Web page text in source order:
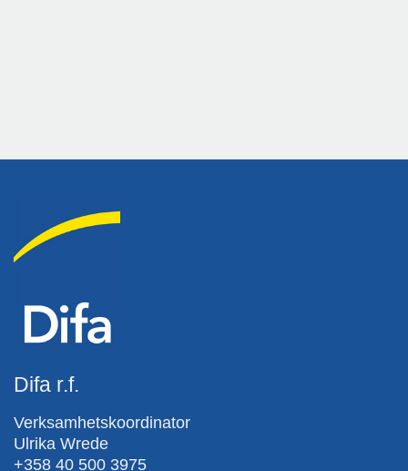
Difa r.f.
Verksamhetskoordinator
Ulrika Wrede
+358 40 500 3975